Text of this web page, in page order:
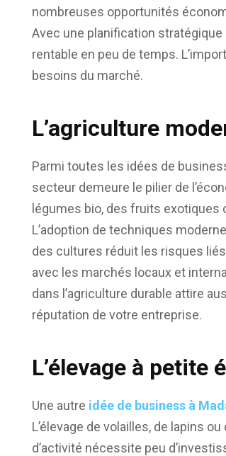
nombreuses opportunités
Avec une planification
rentable en peu de temps.
besoins du marché.
L’agriculture
Parmi toutes les idées de
secteur demeure le pilier de
légumes bio, des fruits
L’adoption de techniques
des cultures réduit les risques
avec les marchés locaux et
dans l’agriculture durable attire
réputation de votre entreprise.
L’élevage à petite
Une autre idée de business à
L’élevage de volailles, de lapins
d’activité nécessite peu